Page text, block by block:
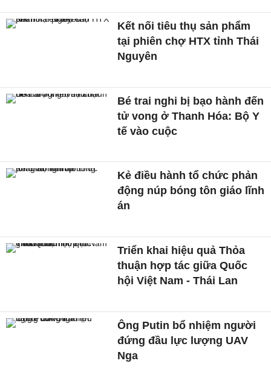
Kết nối tiêu thụ sản phẩm
tại phiên chợ HTX tỉnh Thái
Nguyên
Bé trai nghi bị bạo hành đến
tử vong ở Thanh Hóa: Bộ Y
tế vào cuộc
Kẻ điều hành tổ chức phản
động núp bóng tôn giáo lĩnh
án
Triển khai hiệu quả Thỏa
thuận hợp tác giữa Quốc
hội Việt Nam - Thái Lan
Ông Putin bổ nhiệm người
đứng đầu lực lượng UAV
Nga